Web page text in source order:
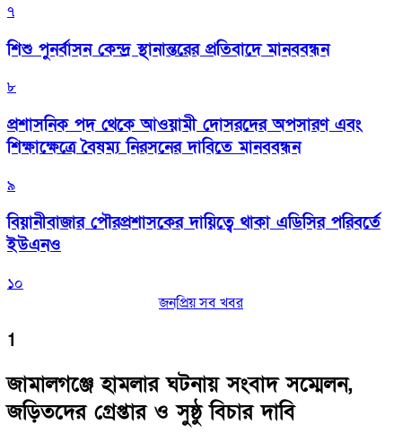
৭
শিশু পুনর্বাসন কেন্দ্র স্থানান্তরের প্রতিবাদে মানববন্ধন
৮
প্রশাসনিক পদ থেকে আওয়ামী দোসরদের অপসারণ এবং
শিক্ষাক্ষেত্রে বৈষম্য নিরসনের দাবিতে মানববন্ধন
৯
বিয়ানীবাজার পৌরপ্রশাসকের দায়িত্বে থাকা এডিসির পরিবর্তে
ইউএনও
১০
জনপ্রিয় সব খবর
1
জামালগঞ্জে হামলার ঘটনায় সংবাদ সম্মেলন,
জড়িতদের গ্রেপ্তার ও সুষ্ঠু বিচার দাবি